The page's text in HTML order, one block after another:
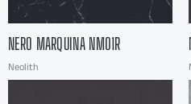
NERO MARQUINA NM01R
Neolith